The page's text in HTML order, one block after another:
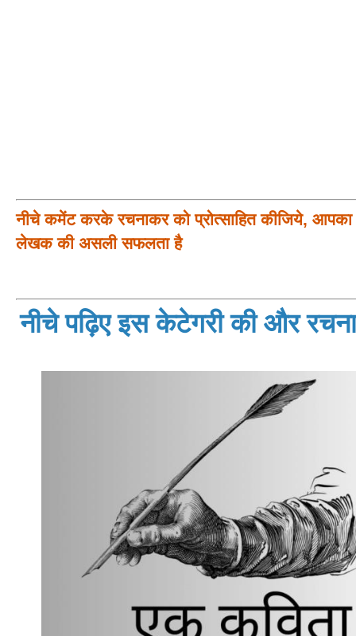
नीचे कमेंट करके रचनाकर को प्रोत्साहित कीजिये, आपका
लेखक की असली सफलता है
नीचे पढ़िए इस केटेगरी की और